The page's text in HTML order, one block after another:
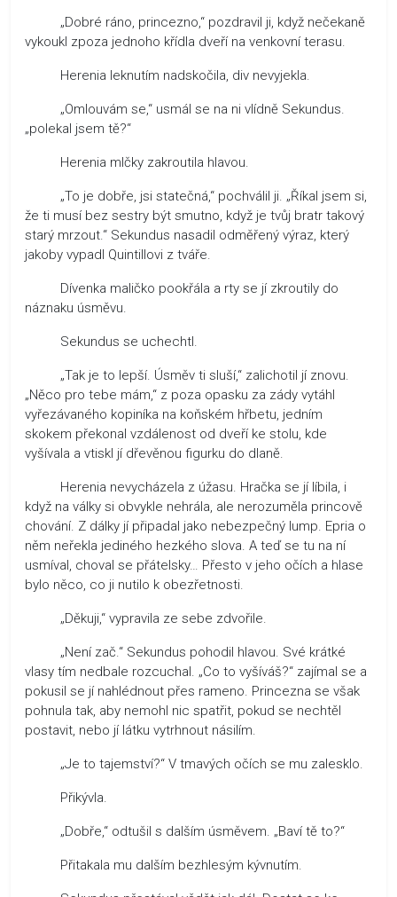
„Dobré ráno, princezno,“ pozdravil ji, když nečekaně
vykoukl zpoza jednoho křídla dveří na venkovní terasu.
Herenia leknutím nadskočila, div nevyjekla.
„Omlouvám se,“ usmál se na ni vlídně Sekundus.
„polekal jsem tě?“
Herenia mlčky zakroutila hlavou.
„To je dobře, jsi statečná,“ pochválil ji. „Říkal jsem si,
že ti musí bez sestry být smutno, když je tvůj bratr takový
starý mrzout.“ Sekundus nasadil odměřený výraz, který
jakoby vypadl Quintillovi z tváře.
Dívenka maličko pookřála a rty se jí zkroutily do
náznaku úsměvu.
Sekundus se uchechtl.
„Tak je to lepší. Úsměv ti sluší,“ zalichotil jí znovu.
„Něco pro tebe mám,“ z poza opasku za zády vytáhl
vyřezávaného kopiníka na koňském hřbetu, jedním
skokem překonal vzdálenost od dveří ke stolu, kde
vyšívala a vtiskl jí dřevěnou figurku do dlaně.
Herenia nevycházela z úžasu. Hračka se jí líbila, i
když na války si obvykle nehrála, ale nerozuměla princově
chování. Z dálky jí připadal jako nebezpečný lump. Epria o
něm neřekla jediného hezkého slova. A teď se tu na ní
usmíval, choval se přátelsky… Přesto v jeho očích a hlase
bylo něco, co ji nutilo k obezřetnosti.
„Děkuji,“ vypravila ze sebe zdvořile.
„Není zač.“ Sekundus pohodil hlavou. Své krátké
vlasy tím nedbale rozcuchal. „Co to vyšíváš?“ zajímal se a
pokusil se jí nahlédnout přes rameno. Princezna se však
pohnula tak, aby nemohl nic spatřit, pokud se nechtěl
postavit, nebo jí látku vytrhnout násilím.
„Je to tajemství?“ V tmavých očích se mu zalesklo.
Přikývla.
„Dobře,“ odtušil s dalším úsměvem. „Baví tě to?“
Přitakala mu dalším bezhlesým kývnutím.